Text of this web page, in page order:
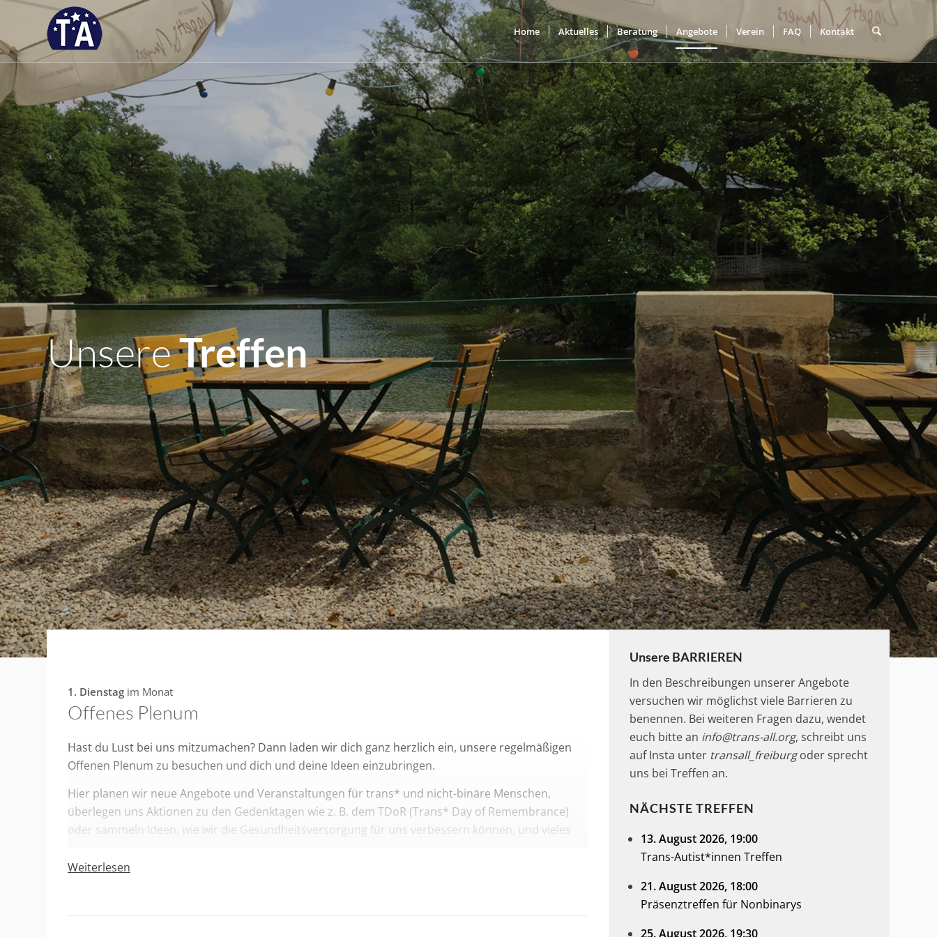
Home Aktuelles Beratung Angebote Verein FAQ Kontakt
UnsereTreffen
1. Dienstag im Monat
Offenes Plenum
Hast du Lust bei uns mitzumachen? Dann laden wir dich ganz herzlich ein, unsere regelmäßigen
Offenen Plenum zu besuchen und dich und deine Ideen einzubringen.
Hier planen wir neue Angebote und Veranstaltungen für trans* und nicht-binäre Menschen,
überlegen uns Aktionen zu den Gedenktagen wie z. B. dem TDoR (Trans* Day of Remembrance)
oder sammeln Ideen, wie wir die Gesundheitsversorgung für uns verbessern können, und vieles
Wir treffen uns immer am
Weiterlesen
Unsere BARRIEREN
In den Beschreibungen unserer Angebote
versuchen wir möglichst viele Barrieren zu
benennen. Bei weiteren Fragen dazu, wendet
euch bitte an info@trans-all.org, schreibt uns
auf Insta unter transall_freiburgoder sprecht
uns bei Treffen an.
NÄCHSTE TREFFEN
13. August 2026, 19:00
Trans-Autist*innen Treffen
21. August 2026, 18:00
Präsenztreffen für Nonbinarys
25. August 2026, 19:30